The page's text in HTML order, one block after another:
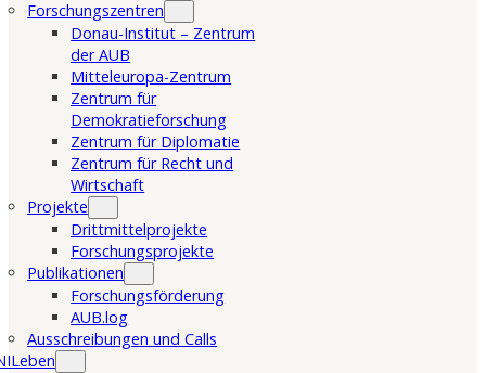
Forschungszentren
Donau-Institut – Zentrum
der AUB
Mitteleuropa-Zentrum
Zentrum für
Demokratieforschung
Zentrum für Diplomatie
Zentrum für Recht und
Wirtschaft
Projekte
Drittmittelprojekte
Forschungsprojekte
Publikationen
Forschungsförderung
AUB.log
Ausschreibungen und Calls